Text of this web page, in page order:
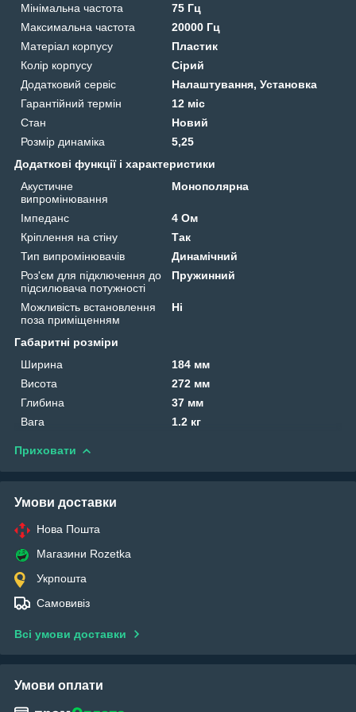
Мінімальна частота
75 Гц
Максимальна частота
20000 Гц
Матеріал корпусу
Пластик
Колір корпусу
Сірий
Додатковий сервіс
Налаштування, Установка
Гарантійний термін
12 міс
Стан
Новий
Розмір динаміка
5,25
Додаткові функції і характеристики
Акустичне
випромінювання
Монополярна
Імпеданс
4 Ом
Кріплення на стіну
Так
Тип випромінювачів
Динамічний
Роз'єм для підключення до
підсилювача потужності
Пружинний
Можливість встановлення
поза приміщенням
Ні
Габаритні розміри
Ширина
184 мм
Висота
272 мм
Глибина
37 мм
Вага
1.2 кг
Приховати
Умови доставки
Нова Пошта
Магазини Rozetka
Укрпошта
Самовивіз
Всі умови доставки
Умови оплати